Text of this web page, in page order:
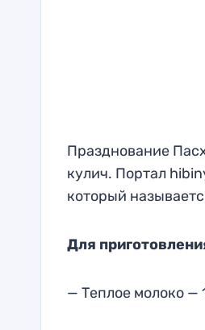
Празднование
кулич. Портал
который
Для
— Теплое молоко —